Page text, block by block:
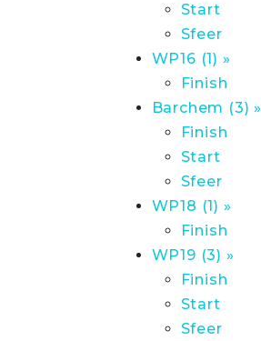
Start
Sfeer
WP16 (1) »
Finish
Barchem (3) »
Finish
Start
Sfeer
WP18 (1) »
Finish
WP19 (3) »
Finish
Start
Sfeer